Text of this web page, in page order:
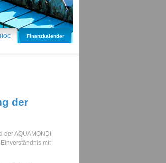
Finanzkalender
der
AQUAMONDI
mit